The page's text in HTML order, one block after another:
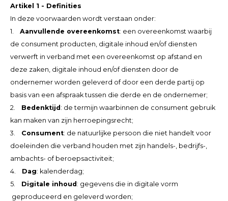
ECS
HUF
KRW
LVL
MYR
MXN
NOK
PHP
Artikel 1 - Definities
In deze voorwaarden wordt verstaan onder:
1. Aanvullende overeenkomst: een overeenkomst waarbij
de consument producten, digitale inhoud en/of diensten
verwerft in verband met een overeenkomst op afstand en
deze zaken, digitale inhoud en/of diensten door de
ondernemer worden geleverd of door een derde partij op
basis van een afspraak tussen die derde en de ondernemer;
2. Bedenktijd : de termijn waarbinnen de consument gebruik
kan maken van zijn herroepingsrecht;
3. Consument: de natuurlijke persoon die niet handelt voor
doeleinden die verband houden met zijn handels-, bedrijfs-,
ambachts- of beroepsactiviteit;
4. Dag: kalenderdag;
5. Digitale inhoud : gegevens die in digitale vorm
geproduceerd en geleverd worden;